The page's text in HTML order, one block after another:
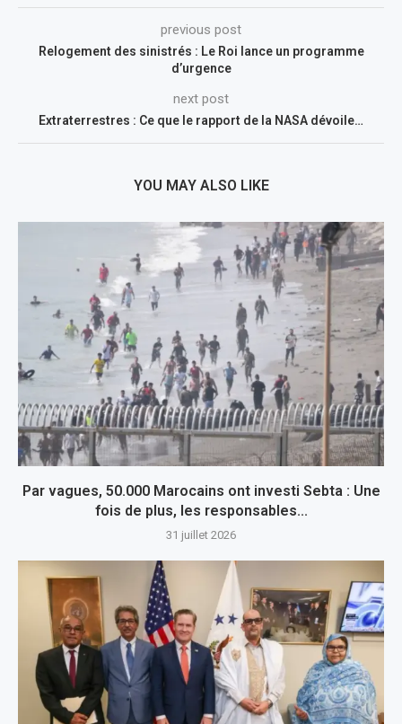
previous post
Relogement des sinistrés : Le Roi lance un programme
d’urgence
next post
Extraterrestres : Ce que le rapport de la NASA dévoile…
YOU MAY ALSO LIKE
Par vagues, 50.000 Marocains ont investi Sebta : Une
fois de plus, les responsables...
31 juillet 2026